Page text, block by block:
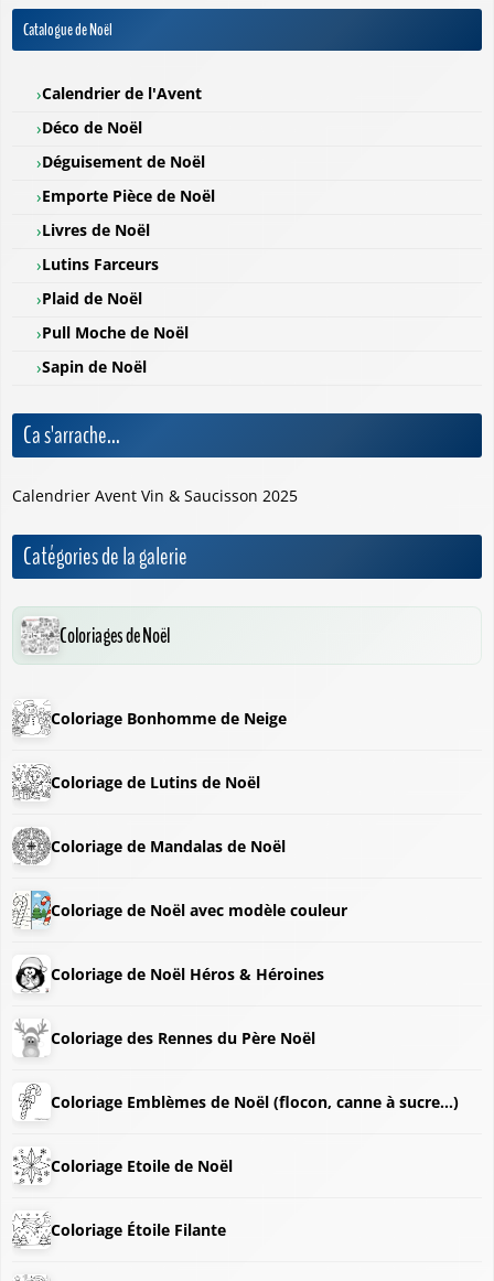
Catalogue de Noël
Calendrier de l'Avent
Déco de Noël
Déguisement de Noël
Emporte Pièce de Noël
Livres de Noël
Lutins Farceurs
Plaid de Noël
Pull Moche de Noël
Sapin de Noël
Ca s'arrache...
Calendrier Avent Vin & Saucisson 2025
Catégories de la galerie
Coloriages de Noël
Coloriage Bonhomme de Neige
Coloriage de Lutins de Noël
Coloriage de Mandalas de Noël
Coloriage de Noël avec modèle couleur
Coloriage de Noël Héros & Héroines
Coloriage des Rennes du Père Noël
Coloriage Emblèmes de Noël (flocon, canne à sucre...)
Coloriage Etoile de Noël
Coloriage Étoile Filante